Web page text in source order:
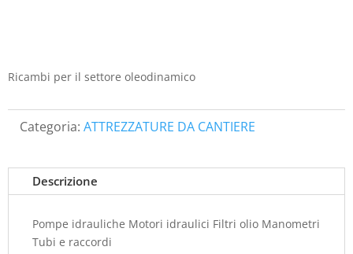
Ricambi per il settore oleodinamico
Categoria: ATTREZZATURE DA CANTIERE
Descrizione
Pompe idrauliche Motori idraulici Filtri olio Manometri
Tubi e raccordi